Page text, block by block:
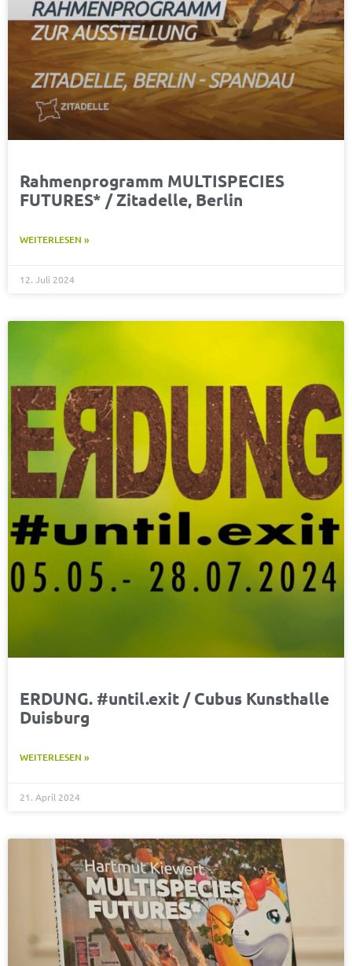
Rahmenprogramm MULTISPECIES
FUTURES* / Zitadelle, Berlin
WEITERLESEN »
12. Juli 2024
ERDUNG. #until.exit / Cubus Kunsthalle
Duisburg
WEITERLESEN »
21. April 2024